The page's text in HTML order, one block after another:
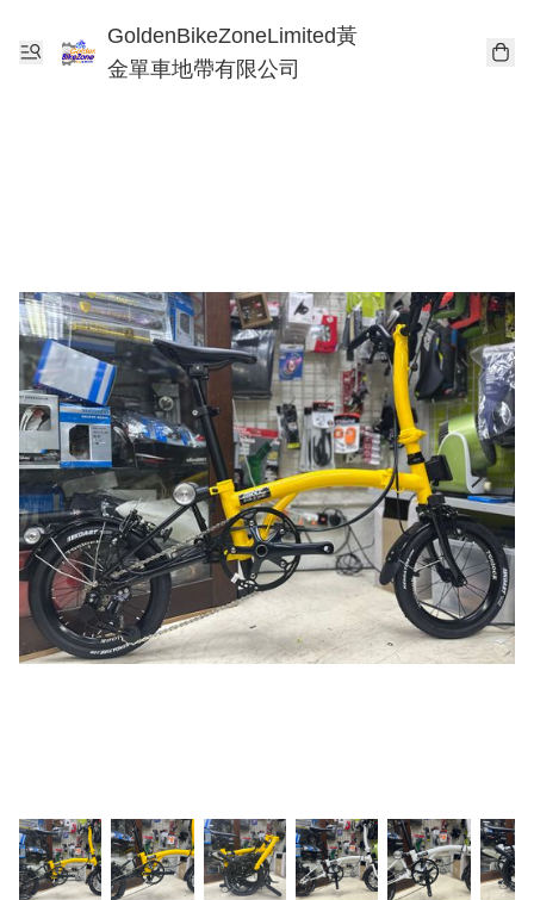
GoldenBikeZoneLimited黃
金單車地帶有限公司